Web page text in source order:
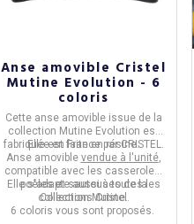
Anse amovible Cristel
Mutine Evolution - 6
coloris
Cette anse amovibleissue de la
collection Mutine Evolution est
fabriquée enFranceparCRISTEL.
Elle est faite en résine.
Anse amovible vendue à l'unité,
compatible avec les casseroles,
poêles et sauteuses de la
Collection Mutine.
Elle s'adapte aussi à toutes les
collections Cristel.
6 coloris vous sont proposés.